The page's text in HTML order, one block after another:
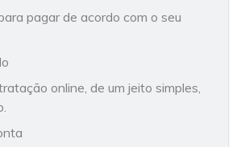
pagar de acordo com o seu
online, de um jeito simples,